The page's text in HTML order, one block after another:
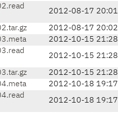
2012-08-17 20:01
2012-08-17 20:02
2012-10-15 21:28
2012-10-15 21:28
2012-10-15 21:28
2012-10-18 19:17
2012-10-18 19:17